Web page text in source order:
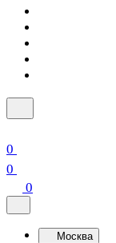
0
0
0
Москва